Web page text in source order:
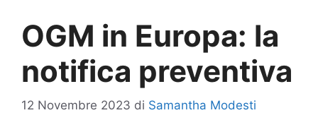
OGM in Europa: la
notifica preventiva
12 Novembre 2023 di Samantha Modesti